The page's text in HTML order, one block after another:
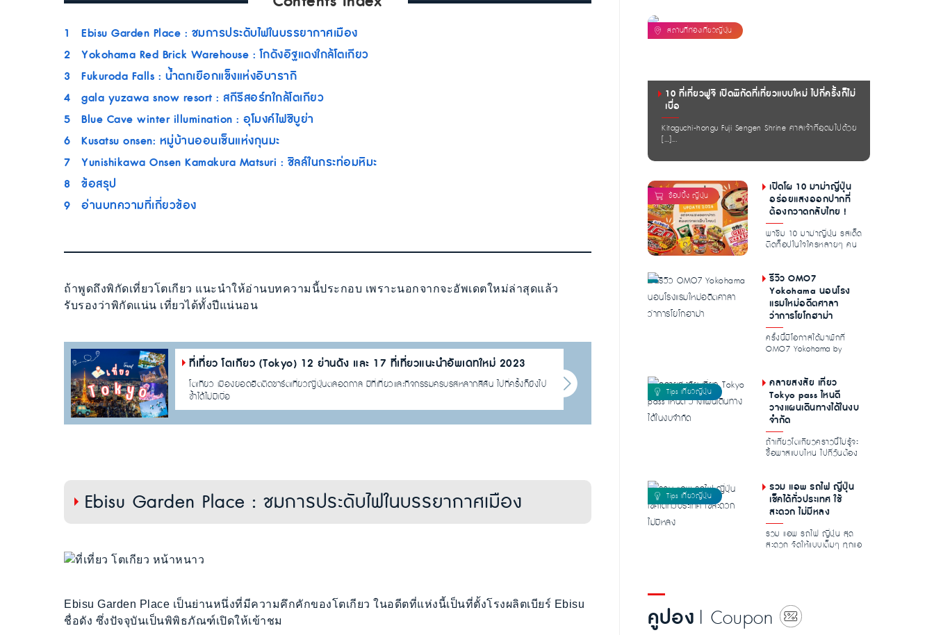
1
Ebisu Garden Place : ชมการประดับไฟในบรรยากาศเมือง
2 Yokohama Red Brick Warehouse : โกดังอิฐแดงใกล้โตเกียว
3
Fukuroda Falls : น้ำตกเยือกแข็งแห่งอิบารากิ
4 gala yuzawa snow resort : สกีรีสอร์ทใกล้โตเกียว
5 Blue Cave winter illumination : อุโมงค์ไฟชิบูย่า
6 Kusatsu onsen: หมู่บ้านออนเซ็นแห่งกุนมะ
7 Yunishikawa Onsen Kamakura Matsuri : ชิลล์ในกระท่อมหิมะ
8 ข้อสรุป
9 อ่านบทความที่เกี่ยวข้อง
ถ้าพูดถึงพิกัดเที่ยวโตเกียว แนะนำให้อ่านบทความนี้ประกอบ เพราะนอกจากจะอัพเดตใหม่ล่าสุดแล้ว
รับรองว่าพิกัดแน่น เที่ยวได้ทั้งปีแน่นอน
ที่เที่ยว โตเกียว (Tokyo) 12 ย่านดัง และ 17 ที่เที่ยวแนะนำอัพเดทใหม่ 2023
โตเกียว เมืองยอดฮิตติดชาร์ตเที่ยวญี่ปุ่นตลอดกาล มีที่เที่ยวและกิจกรรมครบรสหลากสีสัน ไปกี่ครั้งก็ยังไป
ซ้ำได้ไม่มีเบื่อ
Ebisu Garden Place : ชมการประดับไฟในบรรยากาศเมือง
Ebisu Garden Place เป็นย่านหนึ่งที่มีความคึกคักของโตเกียว ในอดีตที่แห่งนี้เป็นที่ตั้งโรงผลิตเบียร์ Ebisu
ชื่อดัง ซึ่งปัจจุบันเป็นพิพิธภัณฑ์เปิดให้เข้าชม
10 ที่เที่ยวฟูจิ เปิดพิกัดที่เที่ยวแบบใหม่ ไปกี่ครั้งก็ไม่
เบื่อ
Kitaguchi-hongu Fuji Sengen Shrine ศาลเจ้าที่อุดมไปด้วย
[…]...
เปิดโผ 10 มาม่าญี่ปุ่น
อร่อยแสงออกปากที่
ต้องกวาดกลับไทย !
พาชิม 10 มาม่าญี่ปุ่น รสเด็ด
ติดท็อปในใจใครหลายๆ คน
รีวิว OMO7
Yokohama นอนโรง
แรมใหม่อดีตศาลา
ว่าการโยโกฮาม่า
ครั้งนี้มีโอกาสได้มาพักที่
OMO7 Yokohama by
คลายสงสัย เที่ยว
Tokyo pass ไหนดี
วางแผนเดินทางได้ในงบ
จำกัด
ถ้าเที่ยวโตเกียวคราวนี้ไม่รู้จะ
ซื้อพาสแบบไหน ไปกี่วันต้อง
รวม แอพ รถไฟ ญี่ปุ่น
เช็คได้ทั่วประเทศ ใช้
สะดวก ไม่มีหลง
รวม แอพ รถไฟ ญี่ปุ่น สุด
สะดวก จัดให้แบบเต็มๆ ทุกแอ
คูปอง | Coupon